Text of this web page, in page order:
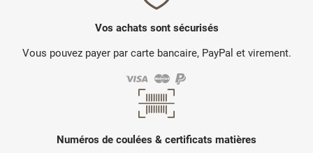
Vos achats sont sécurisés
Vous pouvez payer par carte bancaire, PayPal et virement.
Numéros de coulées & certificats matières